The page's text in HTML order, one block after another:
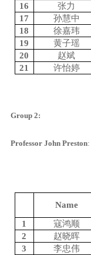
16
张力
17
孙慧中
18
徐嘉玮
19
黄子瑶
20
赵斌
21
许怡婷
Group 2:
Professor John Preston:
Name
1
寇鸿顺
2
赵晓晖
3
李忠伟